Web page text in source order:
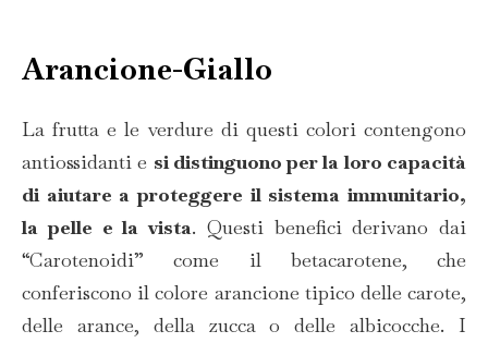
Arancione-Giallo
La frutta e le verdure di questi colori contengono
antiossidanti e si distinguono per la loro capacità
di aiutare a proteggere il sistema immunitario,
la pelle e la vista. Questi benefici derivano dai
“Carotenoidi” come il betacarotene, che
conferiscono il colore arancione tipico delle carote,
delle arance, della zucca o delle albicocche. I